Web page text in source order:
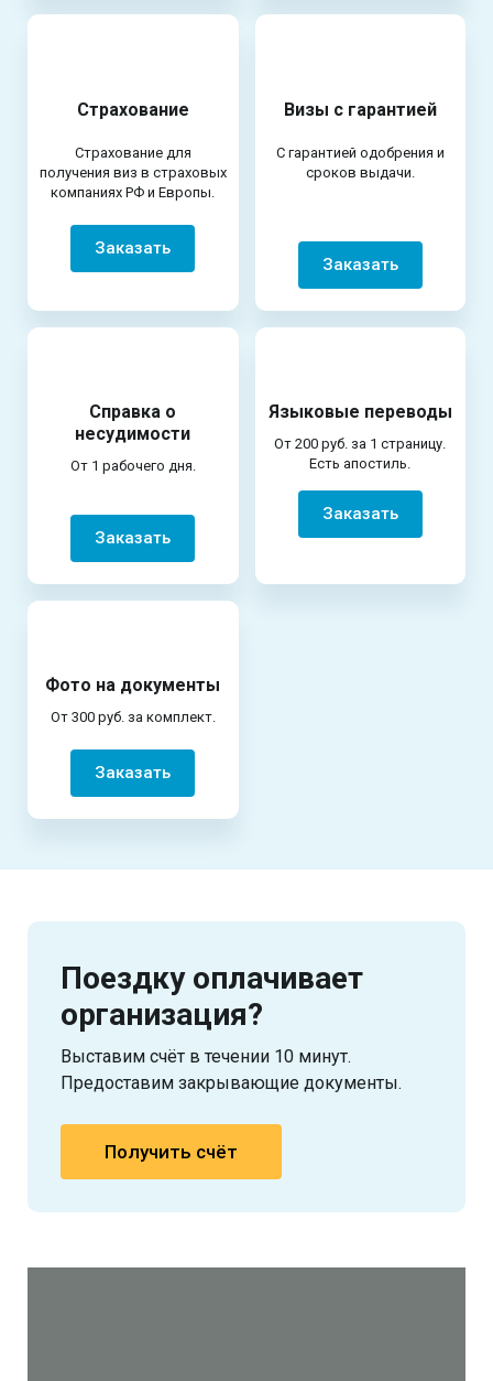
Страхование
Страхование для
получения виз в страховых
компаниях РФ и Европы.
Заказать
Визы с гарантией
С гарантией одобрения и
сроков выдачи.
Заказать
Справка о
несудимости
От 1 рабочего дня.
Заказать
Языковые переводы
От 200 руб. за 1 страницу.
Есть апостиль.
Заказать
Фото на документы
От 300 руб. за комплект.
Заказать
Поездку оплачивает
организация?
Выставим счёт в течении 10 минут.
Предоставим закрывающие документы.
Получить счёт